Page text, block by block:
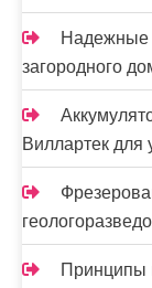
Надежные
загородного
Виллартек для
Принципы